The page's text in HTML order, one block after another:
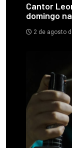
Cantor
domingo
2 de agosto